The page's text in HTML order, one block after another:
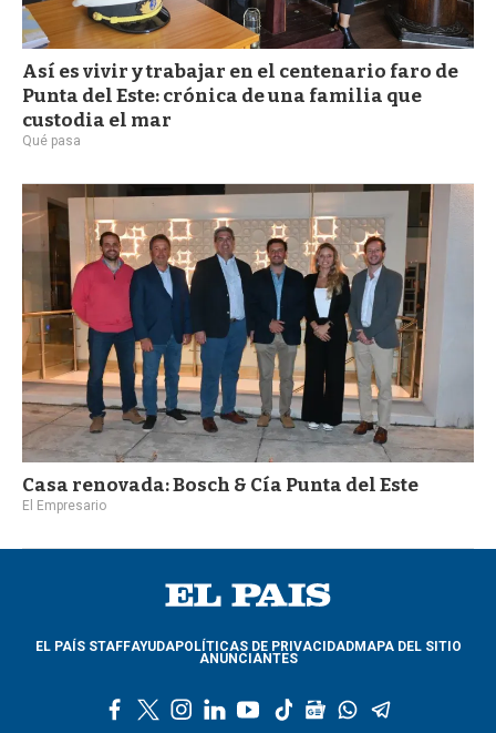
Así es vivir y trabajar en el centenario faro de
Punta del Este: crónica de una familia que
custodia el mar
Qué pasa
Casa renovada: Bosch & Cía Punta del Este
El Empresario
EL PAÍS STAFFAYUDAPOLÍTICAS DE PRIVACIDADMAPA DEL SITIO
ANUNCIANTES
l
y
t
g
w